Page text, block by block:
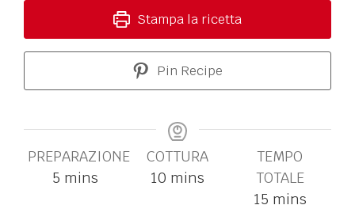
Stampa la ricetta
Pin Recipe
PREPARAZIONE
5 mins
COTTURA
10 mins
TEMPO
TOTALE
15 mins